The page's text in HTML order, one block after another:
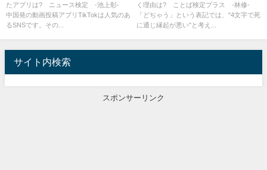
たアプリは? ニュース検定 -池上彰-
中国発の動画投稿アプリTikTokは人気のあ
るSNSです。その...
く理由は? ことば検定プラス -林修-
「どぢゃう」という表記では、"4文字で死
に通じ縁起が悪い"と考え...
サイト内検索
スポンサーリンク